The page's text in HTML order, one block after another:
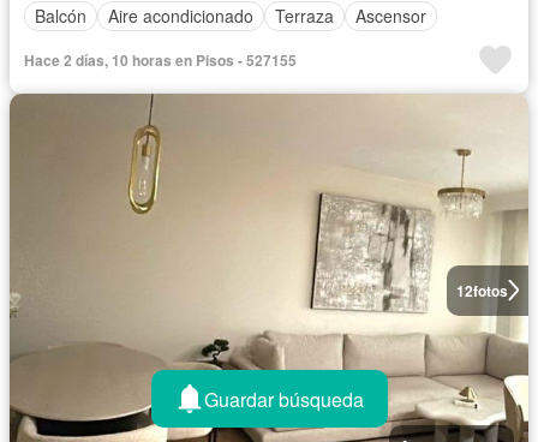
Balcón
Aire acondicionado Terraza Ascensor
Hace 2 días, 10 horas en Pisos - 527155
12fotos
Guardar búsqueda